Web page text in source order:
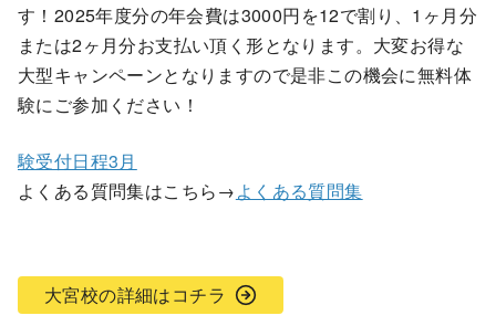
す！2025年度分の年会費は3000円を12で割り、1ヶ月分
または2ヶ月分お支払い頂く形となります。大変お得な
大型キャンペーンとなりますので是非この機会に無料体
験にご参加ください！
験受付日程3月
よくある質問集はこちら→よくある質問集
大宮校の詳細はコチラ